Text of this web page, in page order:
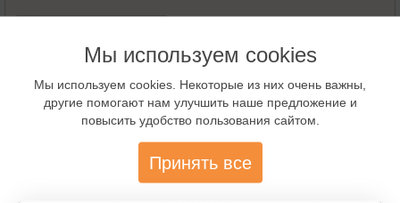
Виртуальный гид
Мы используем cookies
Мы используем cookies. Некоторые из них очень важны,
другие помогают нам улучшить наше предложение и
повысить удобство пользования сайтом.
Принять все